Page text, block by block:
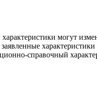
могут
справочный